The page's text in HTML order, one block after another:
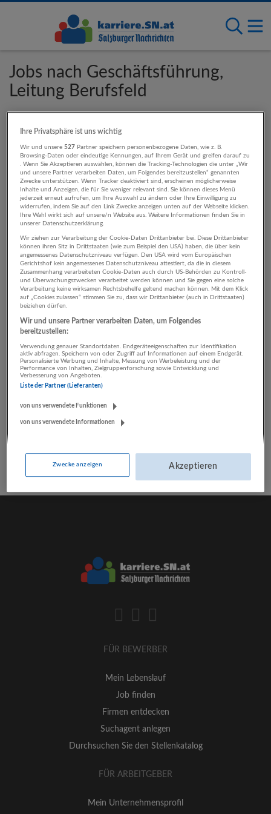
Jobs nach Geschäftsführung,
Leitung Berufsfeld
Für diese Standorte sind Geschäftsführung,
Leitung-Jobs verfügbar
Salzburg
Bayern
Oberösterreich
Tirol
Île-de-France
Westösterreich
Okzitanien
Für diese Anstellungsarten stehen
Geschäftsführung, Leitung-Stellen zur
Verfügung
Vollzeit
FÜR BEWERBER
Mein Lebenslauf
Job finden
Firmen entdecken
Suchagent anlegen
Durchsuchen Sie den Stellenkatalog
FÜR ARBEITGEBER
Mein Unternehmensprofil
Ihre Privatsphäre ist uns wichtig
Wir und unsere 527 Partner speichern personenbezogene Daten, wie z. B.
Browsing-Daten oder eindeutige Kennungen, auf Ihrem Gerät und greifen darauf zu
. Wenn Sie Akzeptieren auswählen, können die Tracking-Technologien die unter „Wir
und unsere Partner verarbeiten Daten, um Folgendes bereitzustellen“ genannten
Zwecke unterstützen. Wenn Tracker deaktiviert sind, erscheinen möglicherweise
Inhalte und Anzeigen, die für Sie weniger relevant sind. Sie können dieses Menü
jederzeit erneut aufrufen, um Ihre Auswahl zu ändern oder Ihre Einwilligung zu
widerrufen, indem Sie auf den Link Zwecke anzeigen unten auf der Webseite klicken.
Ihre Wahl wirkt sich auf unsere/n Website aus. Weitere Informationen finden Sie in
unserer Datenschutzerklärung.
Wir ziehen zur Verarbeitung der Cookie-Daten Drittanbieter bei. Diese Drittanbieter
können ihren Sitz in Drittstaaten (wie zum Beispiel den USA) haben, die über kein
angemessenes Datenschutzniveau verfügen. Den USA wird vom Europäischen
Gerichtshof kein angemessenes Datenschutzniveau attestiert, da die in diesem
Zusammenhang verarbeiteten Cookie-Daten auch durch US-Behörden zu Kontroll-
und Überwachungszwecken verarbeitet werden können und Sie gegen eine solche
Verarbeitung keine wirksamen Rechtsbehelfe geltend machen können. Mit dem Klick
auf „Cookies zulassen“ stimmen Sie zu, dass wir Drittanbieter (auch in Drittstaaten)
beiziehen dürfen.
Wir und unsere Partner verarbeiten Daten, um Folgendes
bereitzustellen:
Verwendung genauer Standortdaten. Endgeräteeigenschaften zur Identifikation
aktiv abfragen. Speichern von oder Zugriff auf Informationen auf einem Endgerät.
Personalisierte Werbung und Inhalte, Messung von Werbeleistung und der
Performance von Inhalten, Zielgruppenforschung sowie Entwicklung und
Verbesserung von Angeboten.
Liste der Partner (Lieferanten)
von uns verwendete Funktionen
von uns verwendete Informationen
Zwecke anzeigen Akzeptieren